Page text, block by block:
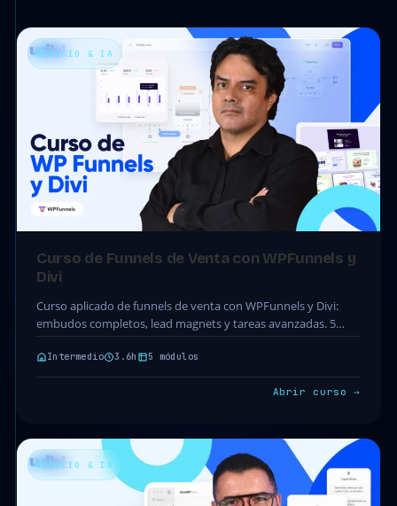
NEGOCIO & IA
Curso de Funnels de Venta con WPFunnels y
Divi
Curso aplicado de funnels de venta con WPFunnels y Divi:
embudos completos, lead magnets y tareas avanzadas. 5
módulos · 28 clases · 3.6h.…
Intermedio 3.6h 5 módulos
Abrir curso →
NEGOCIO & IA